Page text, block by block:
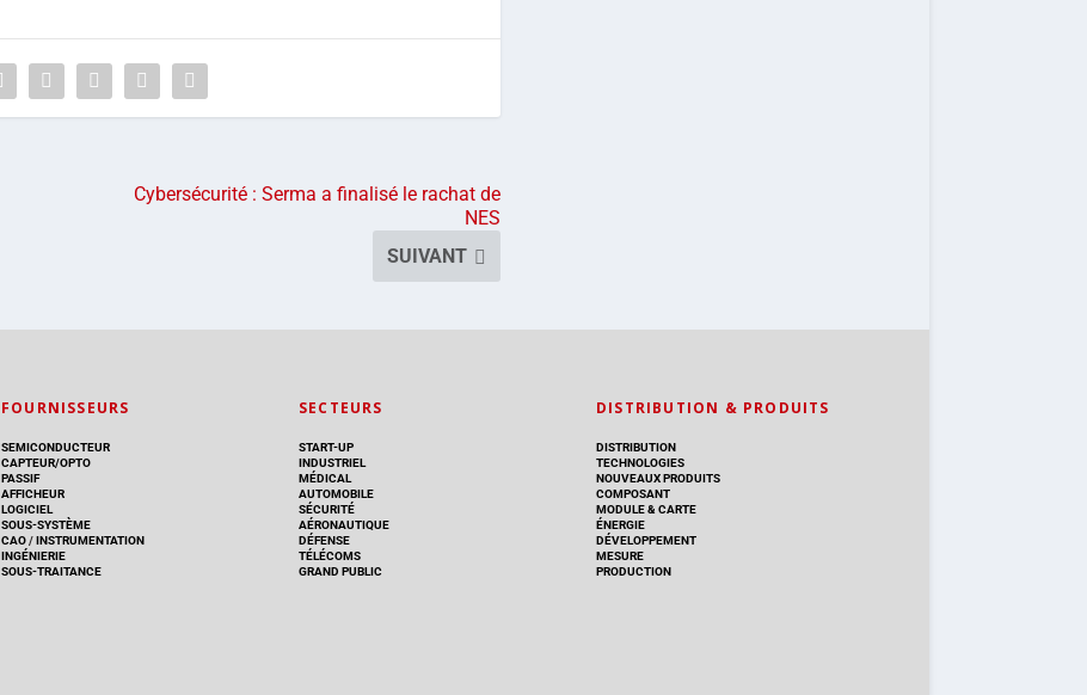
Cybersécurité : Serma a finalisé le rachat de
NES
SUIVANT
FOURNISSEURS
SEMICONDUCTEUR
CAPTEUR/OPTO
PASSIF
AFFICHEUR
LOGICIEL
SOUS-SYSTÈME
CAO/INSTRUMENTATION
INGÉNIERIE
SOUS-TRAITANCE
SECTEURS
START-UP
INDUSTRIEL
MÉDICAL
AUTOMOBILE
SÉCURITÉ
AÉRONAUTIQUE
DÉFENSE
TÉLÉCOMS
GRAND PUBLIC
DISTRIBUTION & PRODUITS
DISTRIBUTION
TECHNOLOGIES
NOUVEAUX PRODUITS
COMPOSANT
MODULE & CARTE
ÉNERGIE
DÉVELOPPEMENT
MESURE
PRODUCTION